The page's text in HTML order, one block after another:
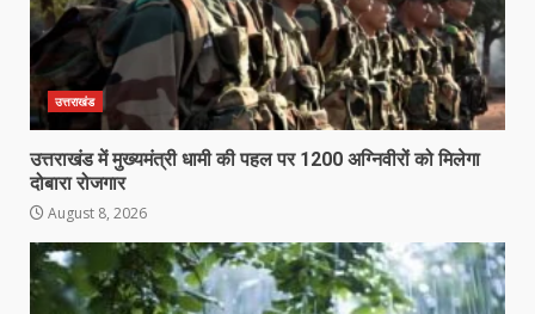
उत्तराखंड
उत्तराखंड में मुख्यमंत्री धामी की पहल पर 1200 अग्निवीरों को मिलेगा
दोबारा रोजगार
August 8, 2026